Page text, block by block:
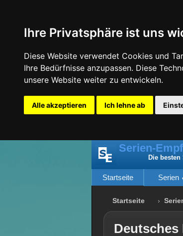
Ihre Privatsphäre ist uns
Diese Website verwendet Cookies und
Ihre Bedürfnisse anzupassen. Diese
unsere Website weiter zu entwickeln.
Alle akzeptieren Ich lehne ab
Serien-
Die
Startseite Serien
Startseite
Deutsches